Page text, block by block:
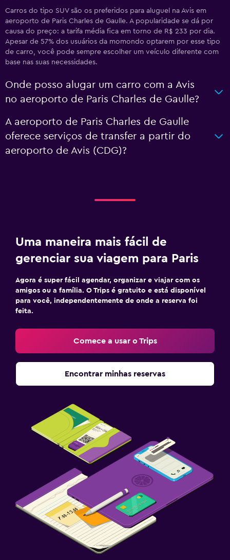
Carros do tipo SUV são os preferidos para aluguel na Avis em
aeroporto de Paris Charles de Gaulle. A popularidade se dá por
causa do preço: a tarifa média fica em torno de R$ 233 por dia.
Apesar de 57% dos usuários da momondo optarem por esse tipo
de carro, você pode sempre escolher um veículo diferente com
base nas suas necessidades.
Onde posso alugar um carro com a Avis
no aeroporto de Paris Charles de Gaulle?
A aeroporto de Paris Charles de Gaulle
oferece serviços de transfer a partir do
aeroporto de Avis (CDG)?
Uma maneira mais fácil de
gerenciar sua viagem para Paris
Agora é super fácil agendar, organizar e viajar com os
amigos ou a família. O Trips é gratuito e está disponível
para você, independentemente de onde a reserva foi
feita.
Comece a usar o Trips
Encontrar minhas reservas